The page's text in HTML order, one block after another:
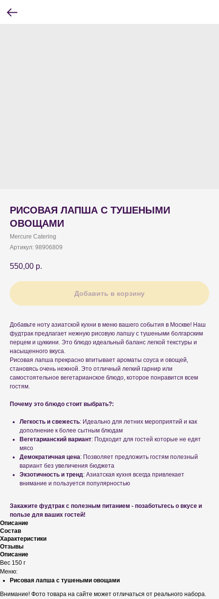
РИСОВАЯ ЛАПША С ТУШЕНЫМИ
ОВОЩАМИ
Mercure Catering
Артикул: 98906809
550,00 р.
Добавить в корзину
Добавьте ноту азиатской кухни в меню вашего события в Москве! Наш
фудтрак предлагает нежную рисовую лапшу с тушеными болгарским
перцем и цуккини. Это блюдо идеальный баланс легкой текстуры и
насыщенного вкуса.
Рисовая лапша прекрасно впитывает ароматы соуса и овощей,
становясь очень нежной. Это отличный легкий гарнир или
самостоятельное вегетарианское блюдо, которое понравится всем
гостям.
Почему это блюдо стоит выбрать?:
Легкость и свежесть: Идеально для летних мероприятий и как
дополнение к более сытным блюдам
Вегетарианский вариант: Подходит для гостей которые не едят
мясо
Демократичная цена: Позволяет предложить гостям полезный
вариант без увеличения бюджета
Экзотичность и тренд: Азиатская кухня всегда привлекает
внимание и пользуется популярностью
Закажите фудтрак с полезным питанием - позаботьтесь о вкусе и
пользе для ваших гостей!
Описание
Состав
Характеристики
Отзывы
Описание
Вес 150 г
Меню:
Рисовая лапша с тушеными овощами
Внимание! Фото товара на сайте может отличаться от реального набора.